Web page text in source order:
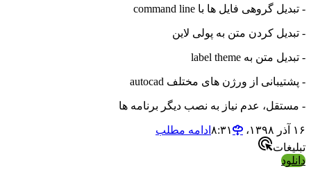
- تبدیل گروهی فایل ها با command line
- تبدیل کردن متن به پولی لاین
- تبدیل متن به label theme
- پشتیبانی از ورژن های مختلف autocad
- مستقل، عدم نیاز به نصب دیگر برنامه ها
۱۶ آذر ۱۳۹۸،‏ ۸:۳۱
ادامه مطلب
تبلیغات
دانلود